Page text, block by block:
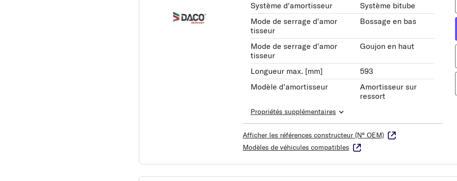
Système d'amortisseur
Système bitube
Mode de serrage d'amor
tisseur
Bossage en bas
Mode de serrage d'amor
tisseur
Goujon en haut
Longueur max. [mm]
593
Modèle d'amortisseur
Amortisseur sur
ressort
Propriétés supplémentaires
Afficher les références constructeur (N° OEM)
Modèles de véhicules compatibles